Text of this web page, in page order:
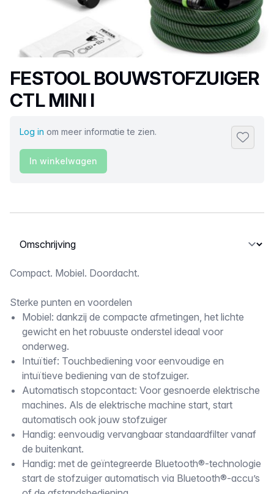
Productnaam
FESTOOL BOUWSTOFZUIGER
CTL MINI I
Log in om meer informatie te zien.
In winkelwagen
Selecteer een tabblad
Omschrijving
Compact. Mobiel. Doordacht.
Sterke punten en voordelen
Mobiel: dankzij de compacte afmetingen, het lichte
gewicht en het robuuste onderstel ideaal voor
onderweg.
Intuïtief: Touchbediening voor eenvoudige en
intuïtieve bediening van de stofzuiger.
Automatisch stopcontact: Voor gesnoerde elektrische
machines. Als de elektrische machine start, start
automatisch ook jouw stofzuiger
Handig: eenvoudig vervangbaar standaardfilter vanaf
de buitenkant.
Handig: met de geïntegreerde Bluetooth®-technologie
start de stofzuiger automatisch via Bluetooth®-accu’s